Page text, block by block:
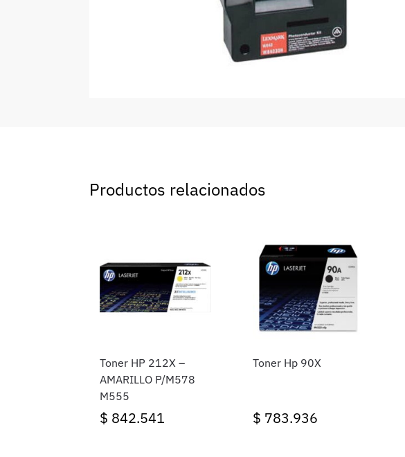
Productos relacionados
Toner HP 212X –
AMARILLO P/M578
M555
$ 842.541
Toner Hp 90X
$ 783.936